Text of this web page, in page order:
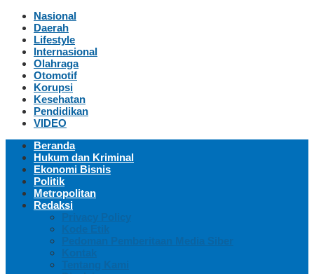
Nasional
Daerah
Lifestyle
Internasional
Olahraga
Otomotif
Korupsi
Kesehatan
Pendidikan
VIDEO
Beranda
Hukum dan Kriminal
Ekonomi Bisnis
Politik
Metropolitan
Redaksi
Privacy Policy
Kode Etik
Pedoman Pemberitaan Media Siber
Kontak
Tentang Kami